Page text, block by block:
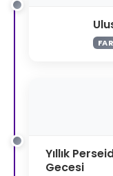
Yıllık
Gecesi